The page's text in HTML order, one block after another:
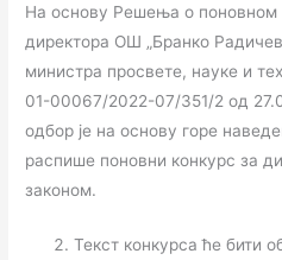
На основу Решења о поновном
директора ОШ „Бранко
министра просвете, науке и
01-00067/2022-07/351/2 од
одбор је на основу горе
распише поновни конкурс за
законом.
Текст конкурса ће бити